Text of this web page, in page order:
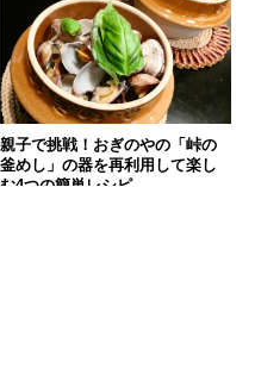
親子で挑戦！おぎのやの「峠の
釜めし」の器を再利用して楽し
む4つの簡単レシピ